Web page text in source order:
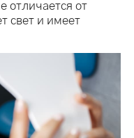
отличается от
свет и имеет